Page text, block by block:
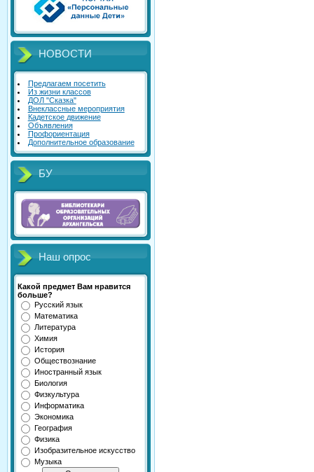
НОВОСТИ
Предлагаем посетить
Из жизни классов
ДОЛ "Сказка"
Внеклассные мероприятия
Кадетское движение
Объявления
Профориентация
Дополнительное образование
БУ
Наш опрос
Какой предмет Вам нравится
больше?
Русский язык
Математика
Литература
Химия
История
Обществознание
Иностранный язык
Биология
Физкультура
Информатика
Экономика
География
Физика
Изобразительное искусство
Музыка